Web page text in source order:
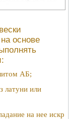
основе
АБ;
латуни или
на нее искр